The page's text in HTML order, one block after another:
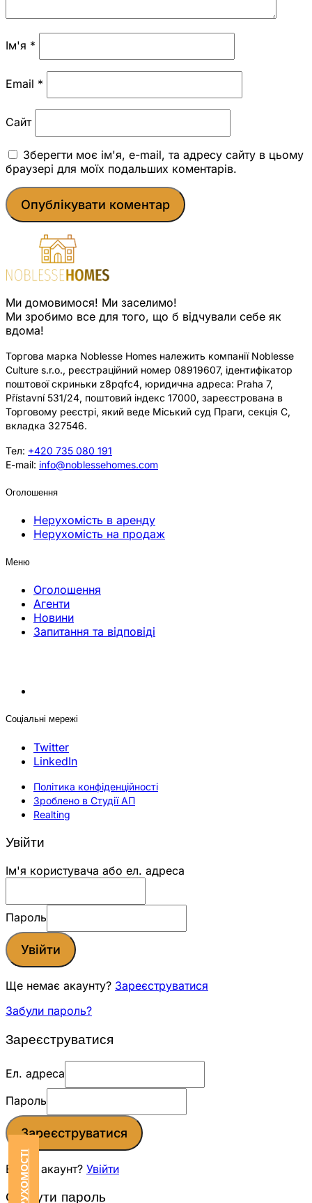
Ім'я *
Email *
Сайт
Зберегти моє ім'я, e-mail, та адресу сайту в цьому
браузері для моїх подальших коментарів.
Ми домовимося! Ми заселимо!
Ми зробимо все для того, що б відчували себе як
вдома!
Торгова марка Noblesse Homes належить компанії Noblesse
Culture s.r.o., реєстраційний номер 08919607, ідентифікатор
поштової скриньки z8pqfc4, юридична адреса: Praha 7,
Přístavní 531/24, поштовий індекс 17000, зареєстрована в
Торговому реєстрі, який веде Міський суд Праги, секція C,
вкладка 327546.
Тел: +420 735 080 191
E-mail: info@noblessehomes.com
Оголошення
Нерухомість в аренду
Нерухомість на продаж
Меню
Оголошення
Агенти
Новини
Запитання та відповіді
Соціальні мережі
Twitter
LinkedIn
Політика конфіденційності
Зроблено в Студії АП
Realting
Увійти
Ім'я користувача або ел. адреса
Пароль
Увійти
Ще немає акаунту? Зареєструватися
Забули пароль?
Зареєструватися
Ел. адреса
Пароль
Зареєструватися
Вже є акаунт? Увійти
Скинути пароль